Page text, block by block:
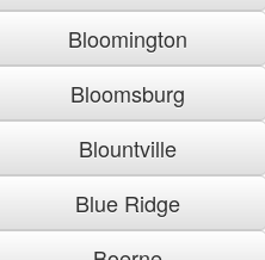
Bloomington
Bloomsburg
Blountville
Blue Ridge